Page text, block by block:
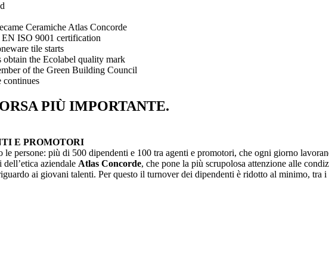
Ceramiche Atlas Concorde
ISO 9001 certification
tile starts
obtain the Ecolabel quality mark
of the Green Building Council
PIÙ IMPORTANTE.
E PROMOTORI
le persone: più di 500 dipendenti e 100 tra agenti e promotori, che ogni giorno
aziendale Atlas Concorde, che pone la più scrupolosa attenzione alle
ai giovani talenti. Per questo il turnover dei dipendenti è ridotto al minimo, tra i